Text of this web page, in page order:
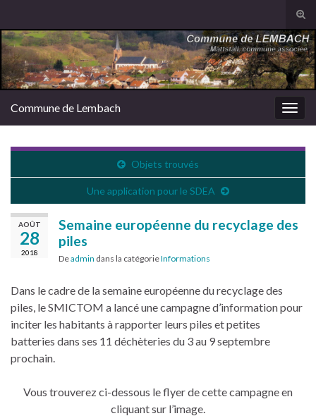
Search for:
Commune de Lembach
Objets trouvés
Une application pour le SDEA
AOÛT
28
2018
Semaine européenne du recyclage des
piles
Deadmin dans la catégorieInformations
Dans le cadre de la semaine européenne du recyclage des
piles, le SMICTOM a lancé une campagne d’information pour
inciter les habitants à rapporter leurs piles et petites
batteries dans ses 11 déchèteries du 3 au 9 septembre
prochain.
Vous trouverez ci-dessous le flyer de cette campagne en
cliquant sur l’image.